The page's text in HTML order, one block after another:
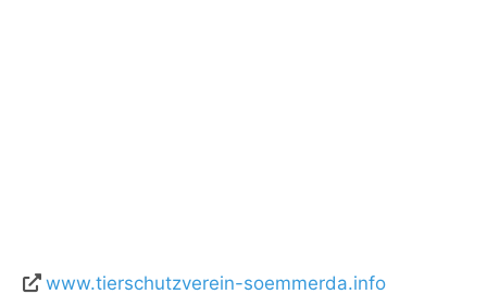
www.tierschutzverein-soemmerda.info